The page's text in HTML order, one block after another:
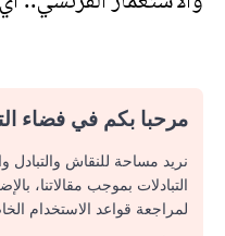
مرحبا بكم في فضاء
نريد مساحة للنقاش
التبادلات بموجب مقالاتنا،
لمراجعة قواعد الاستخدام